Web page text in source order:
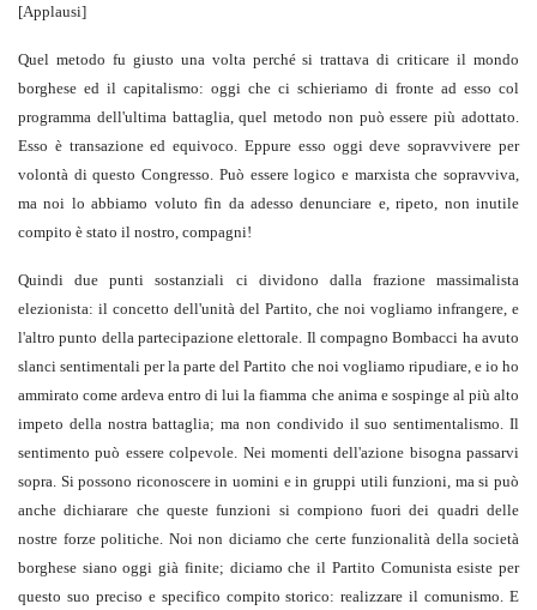
[Applausi]
Quel metodo fu giusto una volta perché si trattava di criticare il mondo
borghese ed il capitalismo: oggi che ci schieriamo di fronte ad esso col
programma dell'ultima battaglia, quel metodo non può essere più adottato.
Esso è transazione ed equivoco. Eppure esso oggi deve sopravvivere per
volontà di questo Congresso. Può essere logico e marxista che sopravviva,
ma noi lo abbiamo voluto fìn da adesso denunciare e, ripeto, non inutile
compito è stato il nostro, compagni!
Quindi due punti sostanziali ci dividono dalla frazione massimalista
elezionista: il concetto dell'unità del Partito, che noi vogliamo infrangere, e
l'altro punto della partecipazione elettorale. Il compagno Bombacci ha avuto
slanci sentimentali per la parte del Partito che noi vogliamo ripudiare, e io ho
ammirato come ardeva entro di lui la fiamma che anima e sospinge al più alto
impeto della nostra battaglia; ma non condivido il suo sentimentalismo. Il
sentimento può essere colpevole. Nei momenti dell'azione bisogna passarvi
sopra. Si possono riconoscere in uomini e in gruppi utili funzioni, ma si può
anche dichiarare che queste funzioni si compiono fuori dei quadri delle
nostre forze politiche. Noi non diciamo che certe funzionalità della società
borghese siano oggi già finite; diciamo che il Partito Comunista esiste per
questo suo preciso e specifico compito storico: realizzare il comunismo. E